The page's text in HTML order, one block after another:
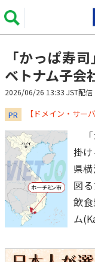
「かっぱ寿
ベトナム子会
2026/06/26 13:33 JST配信
PR 【ドメイン・サー
「
掛
県
図
飲
ム